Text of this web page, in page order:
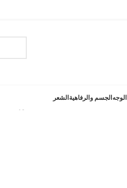
الشعرالجسم والرفاهيةالوجه